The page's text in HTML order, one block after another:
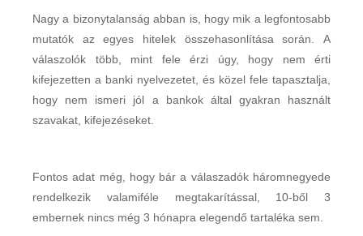
Nagy a bizonytalanság abban is, hogy mik a legfontosabb
mutatók az egyes hitelek összehasonlítása során. A
válaszolók több, mint fele érzi úgy, hogy nem érti
kifejezetten a banki nyelvezetet, és közel fele tapasztalja,
hogy nem ismeri jól a bankok által gyakran használt
szavakat, kifejezéseket.
Fontos adat még, hogy bár a válaszadók háromnegyede
rendelkezik valamiféle megtakarítással, 10-ből 3
embernek nincs még 3 hónapra elegendő tartaléka sem.